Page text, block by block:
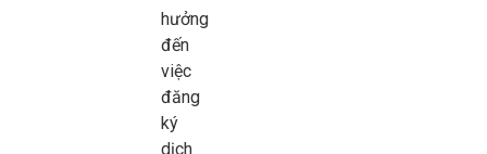
hưởng
đến
việc
đăng
ký
dịch